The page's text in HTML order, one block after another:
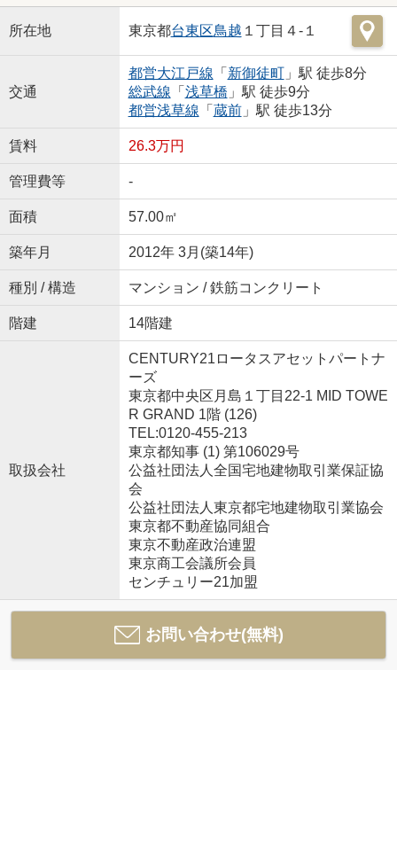
所在地 東京都台東区鳥越 １丁目４-１
交通
都営大江戸線 「 新御徒町」駅 徒歩8分
総武線 「 浅草橋 」駅 徒歩9分
都営浅草線 「 蔵前」駅 徒歩13分
賃料 26.3万円
管理費等 -
面積 57.00㎡
築年月 2012年 3月(築14年)
種別 / 構造 マンション / 鉄筋コンクリート
階建 14階建
取扱会社
CENTURY21ロータスアセットパートナ
ーズ
東京都中央区月島１丁目22-1 MID TOWE
R GRAND 1階 (126)
TEL:0120-455-213
東京都知事 (1) 第106029号
公益社団法人全国宅地建物取引業保証協
会
公益社団法人東京都宅地建物取引業協会
東京都不動産協同組合
東京不動産政治連盟
東京商工会議所会員
センチュリー21加盟
お問い合わせ(無料)